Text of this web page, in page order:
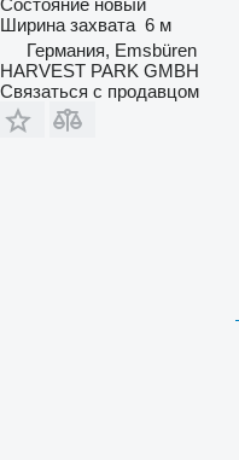
Ширина захвата 6 м
Германия, Emsbüren
HARVEST PARK GMBH
Связаться с продавцом